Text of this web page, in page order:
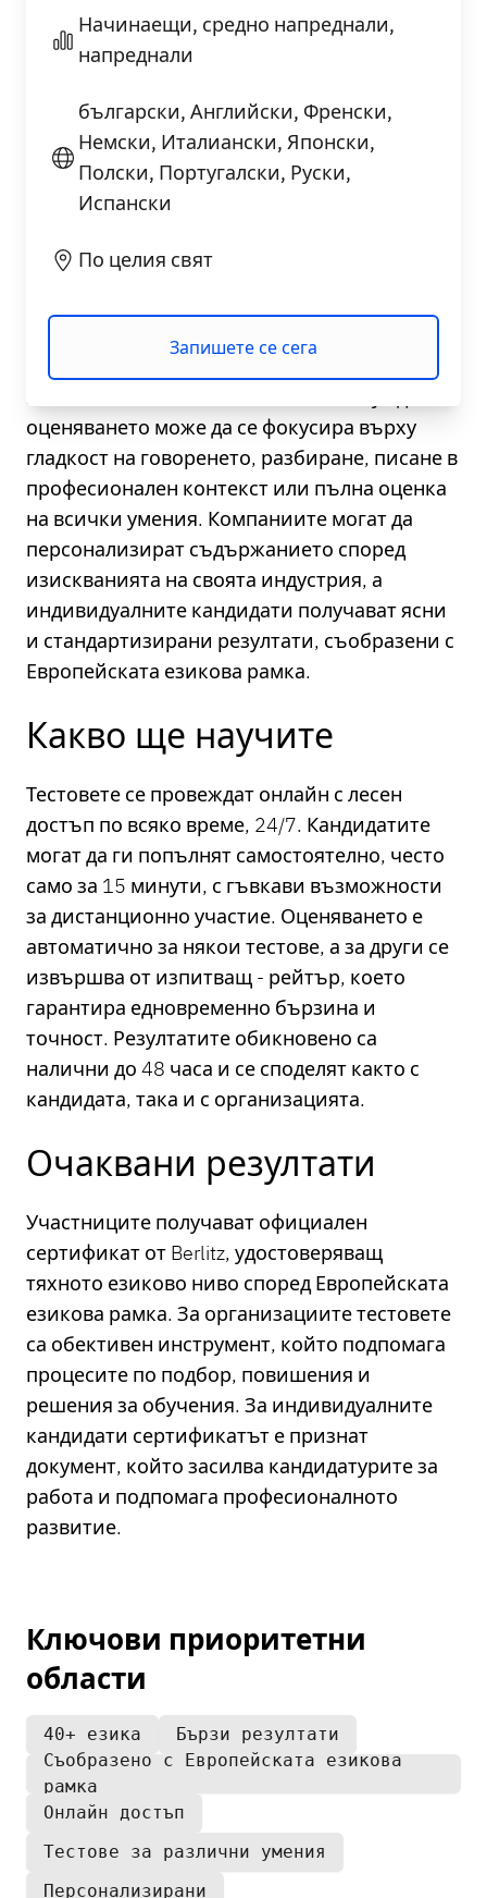
оценяване на ниво
Нашите тестови услуги измерват и четирите
и писане. В зависимост от вашите нужди,
оценяването може да се фокусира върху
гладкост на говоренето, разбиране, писане в
професионален контекст или пълна оценка
на всички умения. Компаниите могат да
персонализират съдържанието според
изискванията на своята индустрия, а
индивидуалните кандидати получават ясни
и стандартизирани резултати, съобразени с
Европейската езикова рамка.
Какво ще научите
Тестовете се провеждат онлайн с лесен
достъп по всяко време, 24/7. Кандидатите
могат да ги попълнят самостоятелно, често
само за 15 минути, с гъвкави възможности
за дистанционно участие. Оценяването е
автоматично за някои тестове, а за други се
извършва от изпитващ - рейтър, което
гарантира едновременно бързина и
точност. Резултатите обикновено са
налични до 48 часа и се споделят както с
кандидата, така и с организацията.
Очаквани резултати
Участниците получават официален
сертификат от Berlitz, удостоверяващ
тяхното езиково ниво според Европейската
езикова рамка. За организациите тестовете
са обективен инструмент, който подпомага
процесите по подбор, повишения и
решения за обучения. За индивидуалните
кандидати сертификатът е признат
документ, който засилва кандидатурите за
работа и подпомага професионалното
развитие.
Начинаещи, средно напреднали,
напреднали
български, Английски, Френски,
Немски, Италиански, Японски,
Полски, Португалски, Руски,
Испански
По целия свят
Запишете се сега
Ключови приоритетни
области
40+ езика
Бързи резултати
Съобразено с Европейската езикова
рамка
Онлайн достъп
Тестове за различни умения
Персонализирани